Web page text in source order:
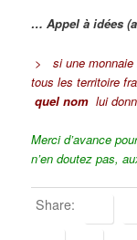
… Appel à idées
> si une monnaie
tous les territoire
quel nom lui
Merci d’avance
n’en doutez pas,
Share: